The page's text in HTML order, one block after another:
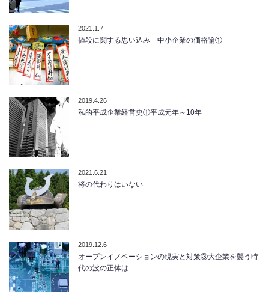
2021.1.7
値段に関する思い込み 中小企業の価格論①
2019.4.26
私的平成企業経営史①平成元年～10年
2021.6.21
将の代わりはいない
2019.12.6
オープンイノベーションの現実と対策③大企業を襲う時
代の波の正体は…